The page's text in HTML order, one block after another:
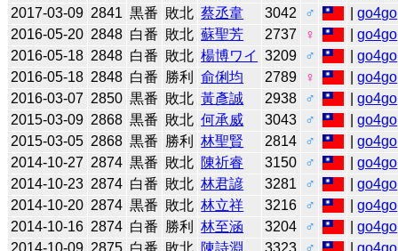
2017-03-09 2841 黒番 敗北 蔡丞韋 3042 ♂ |go4go
2016-05-20 2848 白番 敗北 蘇聖芳 2737 ♀ |go4go
2016-05-18 2848 白番 敗北 楊博ワイ 3209 ♂ |go4go
2016-05-18 2848 白番 勝利 俞俐均 2789 ♀ |go4go
2016-03-07 2850 黒番 敗北 黃彥誠 2938 ♂ |go4go
2015-03-09 2868 黒番 敗北 何承威 3043 ♂ |go4go
2015-03-05 2868 黒番 勝利 林聖賢 2814 ♂ |go4go
2014-10-27 2874 黒番 敗北 陳祈睿 3150 ♂ |go4go
2014-10-23 2874 白番 敗北 林君諺 3281 ♂ |go4go
2014-10-20 2874 黒番 敗北 林立祥 3216 ♂ |go4go
2014-10-16 2874 白番 勝利 林至涵 3204 ♂ |go4go
2014-10-09 2875 白番 敗北 陳詩淵 3323 ♂ |go4go